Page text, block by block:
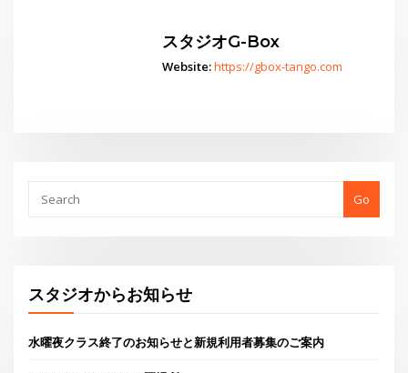
スタジオからお知らせ
あの黄昏劇場スター座が再びG-Boxに！